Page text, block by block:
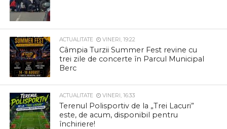
ACTUALITATE VINERI, 19:22
Câmpia Turzii Summer Fest revine cu
trei zile de concerte în Parcul Municipal
Berc
ACTUALITATE VINERI, 16:33
Terenul Polisportiv de la „Trei Lacuri”
este, de acum, disponibil pentru
închiriere!